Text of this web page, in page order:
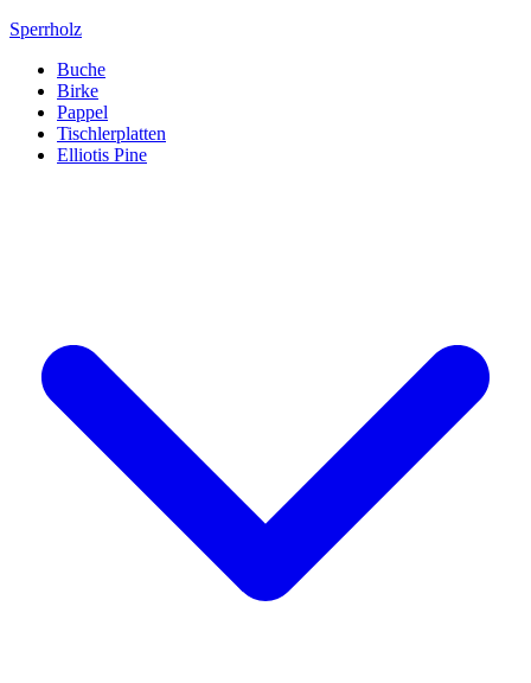
Sperrholz
Buche
Birke
Pappel
Tischlerplatten
Elliotis Pine